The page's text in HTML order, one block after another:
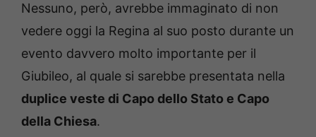
Nessuno, però, avrebbe immaginato di non
vedere oggi la Regina al suo posto durante un
evento davvero molto importante per il
Giubileo, al quale si sarebbe presentata nella
duplice veste di Capo dello Stato e Capo
della Chiesa.